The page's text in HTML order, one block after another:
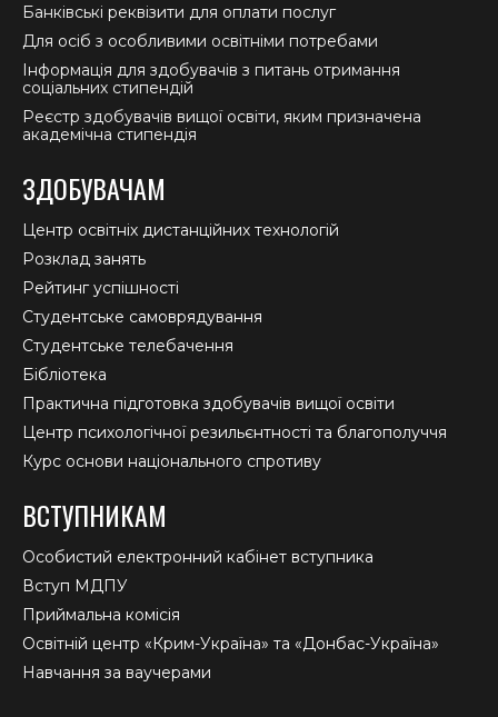
Банківські реквізити для оплати послуг
Для осіб з особливими освітніми потребами
Інформація для здобувачів з питань отримання
соціальних стипендій
Реєстр здобувачів вищої освіти, яким призначена
академічна стипендія
ЗДОБУВАЧАМ
Центр освітніх дистанційних технологій
Розклад занять
Рейтинг успішності
Студентське самоврядування
Студентське телебачення
Бібліотека
Практична підготовка здобувачів вищої освіти
Центр психологічної резильєнтності та благополуччя
Курс основи національного спротиву
ВСТУПНИКАМ
Особистий електронний кабінет вступника
Вступ МДПУ
Приймальна комісія
Освітній центр «Крим-Україна» та «Донбас-Україна»
Навчання за ваучерами